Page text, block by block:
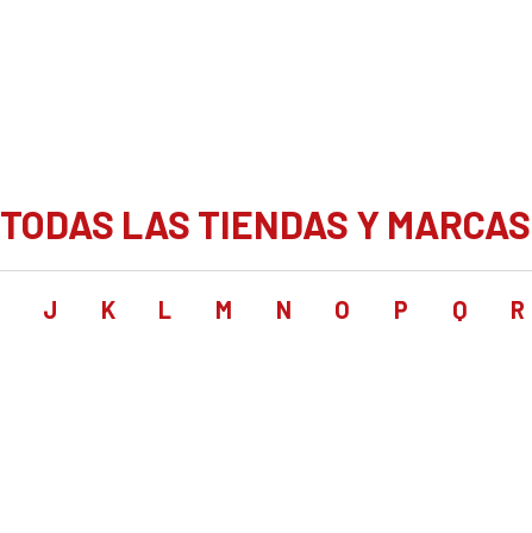
TODAS LAS TIENDAS Y MARCAS
J K L M N O P Q R